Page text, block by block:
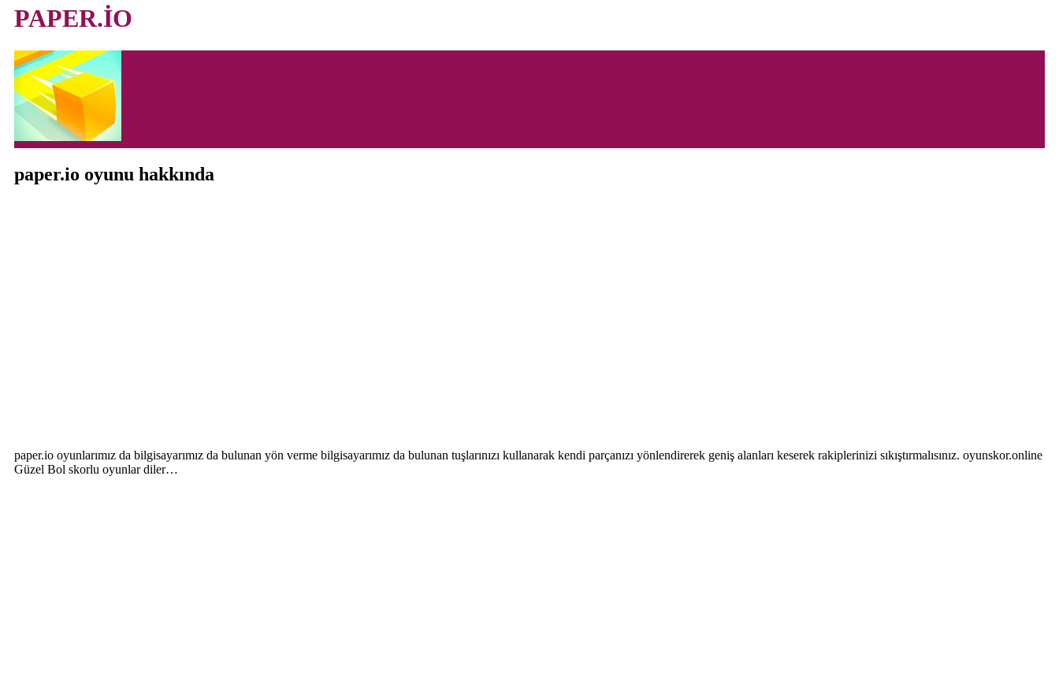
PAPER.İO
paper.io oyunu hakkında
paper.io oyunlarımız da bilgisayarımız da bulunan yön verme bilgisayarımız da bulunan tuşlarınızı kullanarak kendi parçanızı yönlendirerek geniş alanları keserek rakiplerinizi sıkıştırmalısınız. oyunskor.online
Güzel Bol skorlu oyunlar diler…